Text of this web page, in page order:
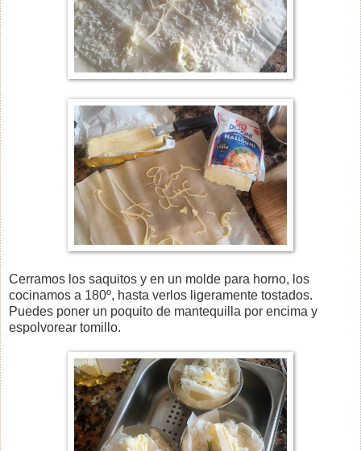
Cerramos los saquitos y en un molde para horno, los
cocinamos a 180º, hasta verlos ligeramente tostados.
Puedes poner un poquito de mantequilla por encima y
espolvorear tomillo.